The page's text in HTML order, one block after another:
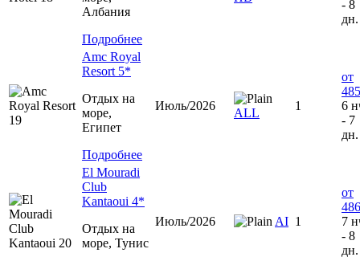
Албания
Подробнее
- 8
дн.
Amc Royal
Resort 5*
Отдых на
море,
Египет
Подробнее
Июль/2026
ALL
1
от
6
- 7
дн.
El Mouradi
Club
Kantaoui 4*
Отдых на
море, Тунис
Июль/2026 AI 1
от
7
- 8
дн.